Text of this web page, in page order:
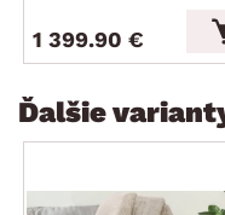
1 399.90 €
Ďalšie